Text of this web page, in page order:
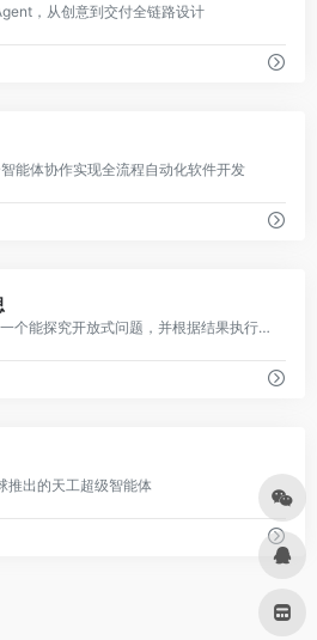
，从创意到交付全链路设计
能体协作实现全流程自动化软件开发
AutoGLM沉思是一个能探究开放式问题，并根据结果执行操作的自主智能体（AI Agent）
推出的天工超级智能体